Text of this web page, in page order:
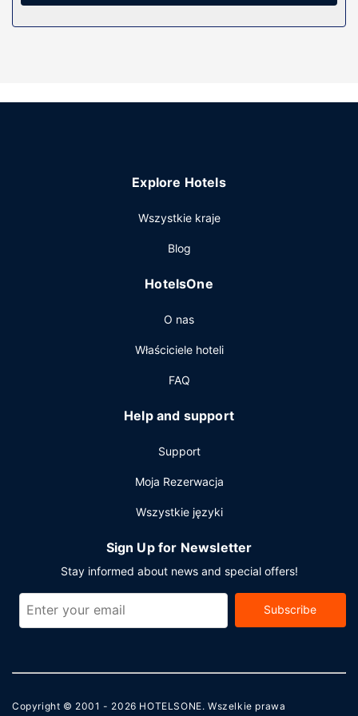
centrum fitness. Ten hotel oferuje udogodnienia takie jak
W obiekcie Hampton Inn South Kingstown - Newport Area
się po całym dniu w barze/salonie klubowym. Hotel oferuje
Pozostałe udogodnienia
biznesowe, ekspresowe wymeldowanie oraz bezpłatne
South Kingstown, hotel oferuje pomieszczenia
konferencyjne oraz sala konferencyjna o łącznej
Udogodnienia na miejscu to bezpłatne parkowanie
Explore Hotels
Wszystkie kraje
Blog
HotelsOne
O nas
Właściciele hoteli
FAQ
Help and support
Support
Moja Rezerwacja
Wszystkie języki
Sign Up for Newsletter
Stay informed about news and special offers!
Subscribe
Copyright © 2001 - 2026 HOTELSONE. Wszelkie prawa